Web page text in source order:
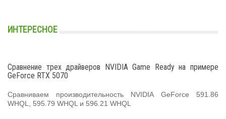
ИНТЕРЕСНОЕ
Сравнение трех драйверов NVIDIA Game Ready на примере
GeForce RTX 5070
Сравниваем производительность NVIDIA GeForce 591.86
WHQL, 595.79 WHQL и 596.21 WHQL